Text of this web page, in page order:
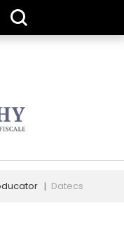
Datecs